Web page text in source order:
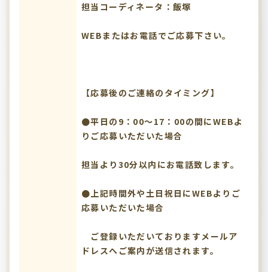
担当コーディネータ：飯塚
WEBまたはお電話でご応募下さい。
【応募後のご連絡のタイミング】
●平日の9：00～17：00の間にWEBよ
りご応募いただいた場合
担当より30分以内にお電話致します。
●上記時間外や土日祝日にWEBよりご
応募いただいた場合
ご登録いただいておりますメールア
ドレスへご案内が送信されます。